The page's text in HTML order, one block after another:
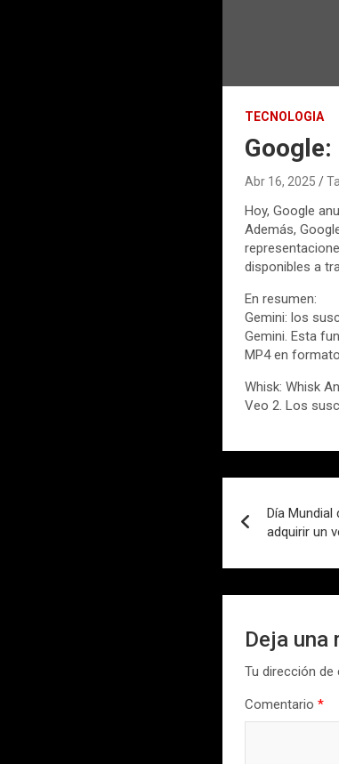
TECNOLOGIA
Abr 16, 2025
Hoy, Google
Además,
disponibles a
En resumen:
Gemini: los
Gemini. Esta
MP4 en
Whisk: Whisk
Veo 2. Los
de
entradas
Día
adquirir un
Deja una
Tu dirección
Comentario*